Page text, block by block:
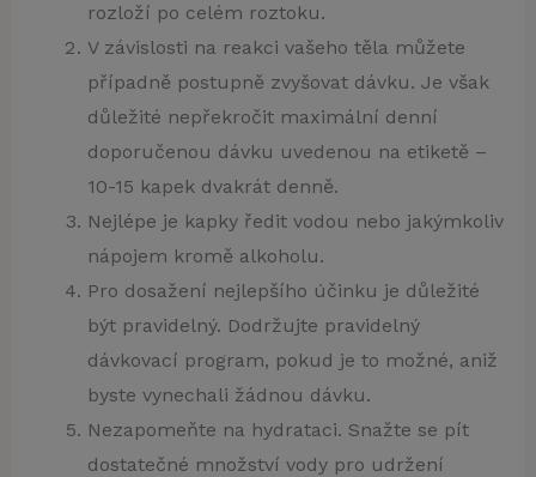
rozloží po celém roztoku.
V závislosti na reakci vašeho těla můžete
případně postupně zvyšovat dávku. Je však
důležité nepřekročit maximální denní
doporučenou dávku uvedenou na etiketě –
10-15 kapek dvakrát denně.
Nejlépe je kapky ředit vodou nebo jakýmkoliv
nápojem kromě alkoholu.
Pro dosažení nejlepšího účinku je důležité
být pravidelný. Dodržujte pravidelný
dávkovací program, pokud je to možné, aniž
byste vynechali žádnou dávku.
Nezapomeňte na hydrataci. Snažte se pít
dostatečné množství vody pro udržení